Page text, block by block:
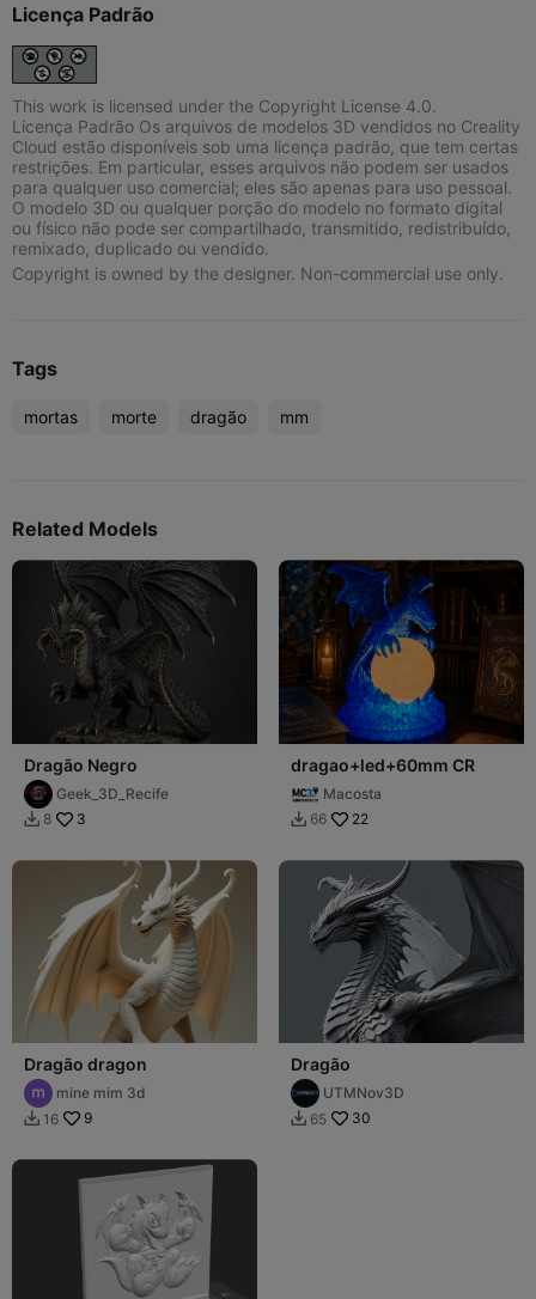
Licença Padrão
This work is licensed under the Copyright License 4.0.
Licença Padrão Os arquivos de modelos 3D vendidos no Creality
Cloud estão disponíveis sob uma licença padrão, que tem certas
restrições. Em particular, esses arquivos não podem ser usados
para qualquer uso comercial; eles são apenas para uso pessoal.
O modelo 3D ou qualquer porção do modelo no formato digital
ou físico não pode ser compartilhado, transmitido, redistribuído,
remixado, duplicado ou vendido.
Copyright is owned by the designer. Non-commercial use only.
Tags
mortas morte dragão mm
Related Models
Dragão Negro
Geek_3D_Recife
 8 3
dragao+led+60mm CR
Macosta
 66 22
Dragão dragon
mine mim 3d
 16 9
Dragão
UTMNov3D
 65 30